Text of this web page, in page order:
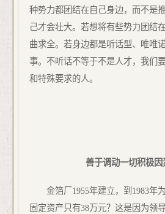
种势力都团结在自己身边，而不是
己才会壮大。若想将有些势力团结
曲求全。若身边都是听话型、唯唯
事。不听话不等于不是人才，我们
和特殊要求的人。
善于调动一切积极因
金箔厂 1955年建立，到 1983年
固定资产只有38万元？这是因为领